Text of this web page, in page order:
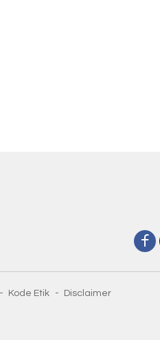
Kode Etik
Disclaimer